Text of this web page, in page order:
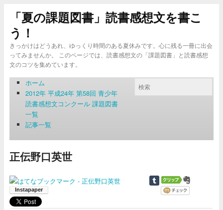
「夏の課題図書」読書感想文を書こ
う！
きっかけはどうあれ、ゆっくり時間のある夏休みです。心に残る一冊に出会
ってみませんか。 このページでは、読書感想文の「課題図書」と読書感想
文のコツを集めています。
ホーム
2012年 平成24年 第58回 青少年
読書感想文コンクール 課題図書
一覧
記事一覧
正伝野口英世